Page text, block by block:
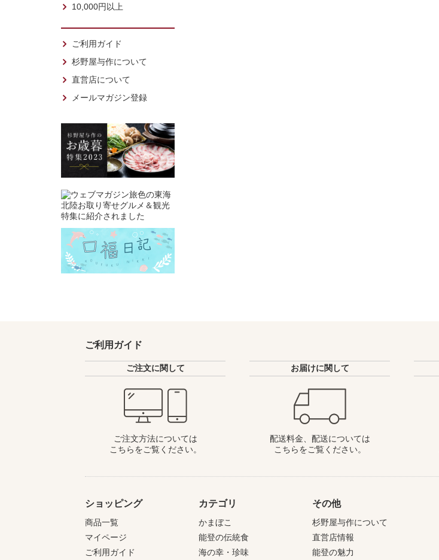
10,000円以上
ご利用ガイド
杉野屋与作について
直営店について
メールマガジン登録
ご利用ガイド
ご注文に関して
ご注文方法については
こちらをご覧ください。
お届けに関して
配送料金、配送については
こちらをご覧ください。
ショッピング
商品一覧
マイページ
ご利用ガイド
カテゴリ
かまぼこ
能登の伝統食
海の幸・珍味
その他
杉野屋与作について
直営店情報
能登の魅力